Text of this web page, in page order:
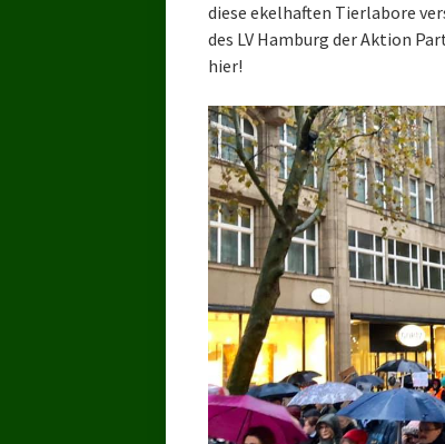
diese ekelhaften Tierlabore
des LV Hamburg der Aktion
hier!